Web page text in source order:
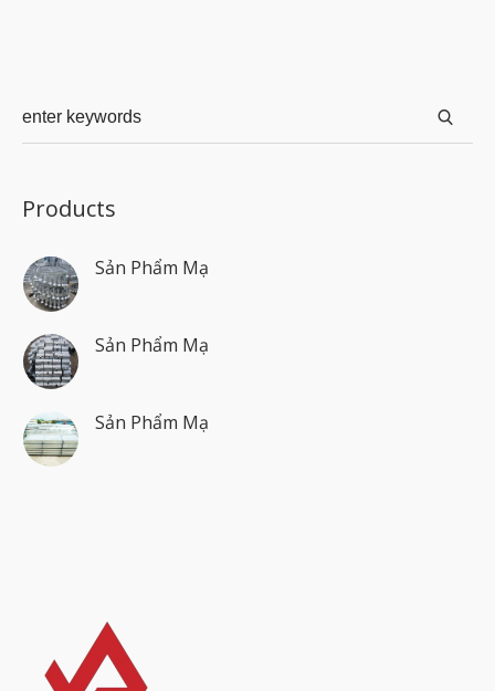
Products
Sản Phẩm Mạ
Sản Phẩm Mạ
Sản Phẩm Mạ